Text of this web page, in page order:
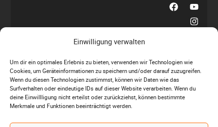
Einwilligung verwalten
Um dir ein optimales Erlebnis zu bieten, verwenden wir Technologien wie
Cookies, um Geräteinformationen zu speichern und/oder darauf zuzugreifen.
Wenn du diesen Technologien zustimmst, können wir Daten wie das
Surfverhalten oder eindeutige IDs auf dieser Website verarbeiten. Wenn du
deine Einwillligung nicht erteilst oder zurückziehst, können bestimmte
Merkmale und Funktionen beeinträchtigt werden.
Die Weiternutzung von Fotos, Videos, Grafiken